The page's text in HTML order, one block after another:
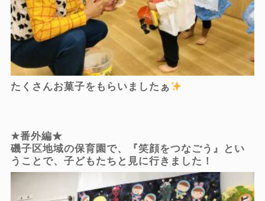
たくさんお菓子をもらいましたぁ
★番外編★
磯子区地域の保育園で、『笑顔をつなごう』とい
うことで、子どもたちと見に行きました！